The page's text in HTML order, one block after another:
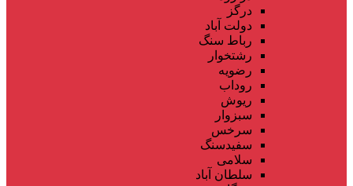
درگز
دولت آباد
رباط سنگ
رشتخوار
رضویه
روداب
ریوش
سبزوار
سرخس
سفیدسنگ
سلامی
سلطان آباد